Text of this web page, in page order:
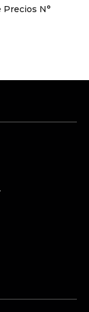
Precios N°